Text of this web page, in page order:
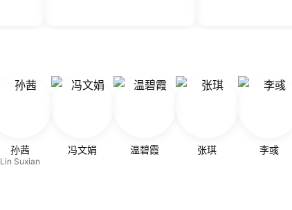
孙茜
Lin Suxian
冯文娟 温碧霞 张琪 李彧